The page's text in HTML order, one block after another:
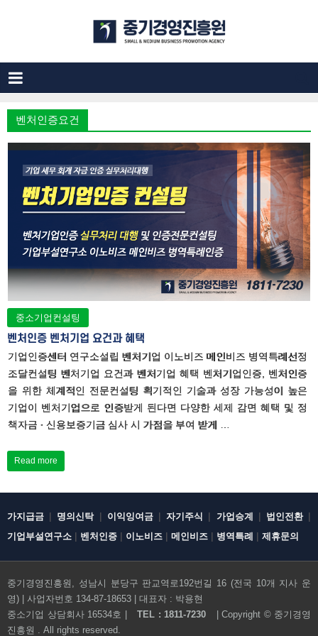
전화문의하기
벤처인증요건
중소기업컨설팅
벤처인증 벤처기업 요건과 혜택
기업인증센터 연구소설립 벤처기업 이노비즈 메인비즈 병역특례선정
조달컨설팅 벤처기업 요건과 벤처기업 혜택 벤처기업인증, 벤처인증
을 위한 체계적인 전문컨설팅 획기적인 기술과 성장 가능성이 높은
기업이 벤처기업으로 인증받게 된다면 다양한 세제 감면 혜택 및 정
책자금 · 신용보증기금 심사 시 가점을 부여 받게 …
Read more
가지급금 | 명의신탁| 이익잉여금|자기주식 | 가업승계 | 법인전환|
기업부설연구소 | 벤처인증 | 이노비즈 | 메인비즈 | 병역특례 | 제휴문의
중기경영진흥원, 성남시 분당구 판교역로192번길 16 (전국 10개 지사 운
영) | 사업자번호 134-87-18653 | 대표자 : 박용현
중소기업 상담회사 16534호 |
TEL : 1811-7230 | Copyright © 중기경영
진흥원
. All rights reserved.